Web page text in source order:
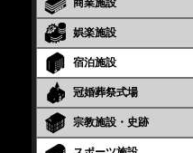
娯楽施設
宿泊施設
冠婚葬祭式場
宗教施設・史跡